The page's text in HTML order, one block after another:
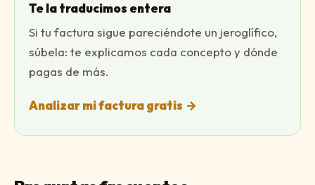
Te la traducimos entera
Si tu factura sigue pareciéndote un jeroglífico,
súbela: te explicamos cada concepto y dónde
pagas de más.
Analizar mi factura gratis →